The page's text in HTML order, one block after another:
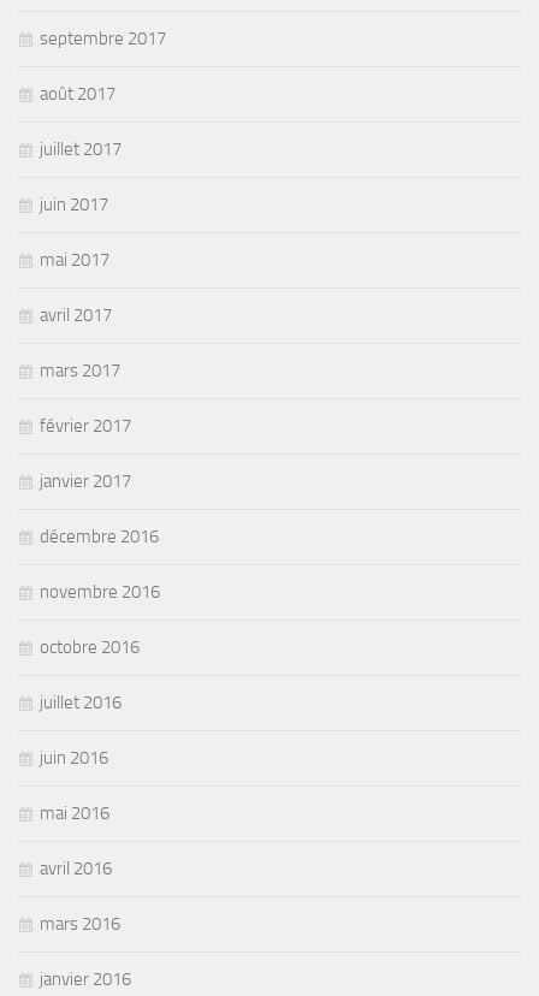
septembre 2017
août 2017
juillet 2017
juin 2017
mai 2017
avril 2017
mars 2017
février 2017
janvier 2017
décembre 2016
novembre 2016
octobre 2016
juillet 2016
juin 2016
mai 2016
avril 2016
mars 2016
janvier 2016